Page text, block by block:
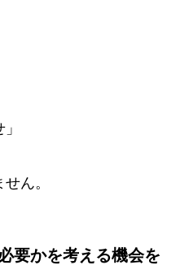
ん。
要かを考える機会を